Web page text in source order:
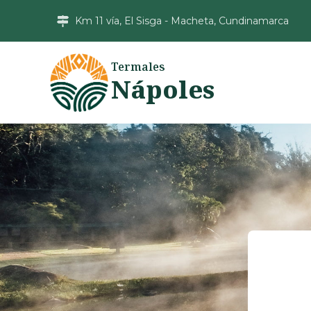
Km 11 vía, El Sisga - Macheta, Cundinamarca
Termales
Nápoles